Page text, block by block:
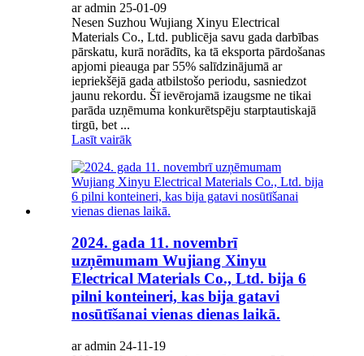
ar admin 25-01-09
Nesen Suzhou Wujiang Xinyu Electrical
Materials Co., Ltd. publicēja savu gada darbības
pārskatu, kurā norādīts, ka tā eksporta pārdošanas
apjomi pieauga par 55% salīdzinājumā ar
iepriekšējā gada atbilstošo periodu, sasniedzot
jaunu rekordu. Šī ievērojamā izaugsme ne tikai
parāda uzņēmuma konkurētspēju starptautiskajā
tirgū, bet ...
Lasīt vairāk
2024. gada 11. novembrī
uzņēmumam Wujiang Xinyu
Electrical Materials Co., Ltd. bija 6
pilni konteineri, kas bija gatavi
nosūtīšanai vienas dienas laikā.
ar admin 24-11-19